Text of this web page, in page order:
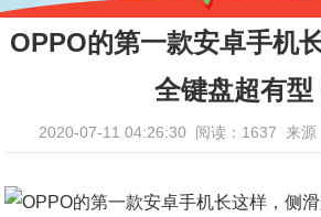
OPPO的第一款安卓手机
全键盘超有型
2020-07-11 04:26:30 阅读：1637 来源